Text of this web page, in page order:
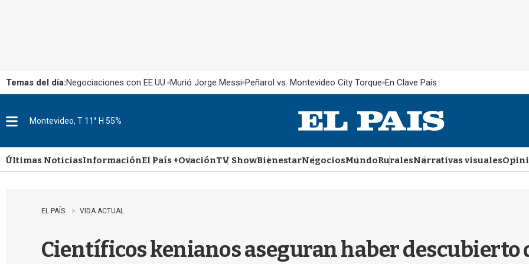
Temas del día:Negociaciones con EE.UU. Murió Jorge Messi Peñarol vs. Montevideo City Torque En Clave País
u
Montevideo, T 11° H 55%
Últimas NoticiasInformaciónEl País +OvaciónTV ShowBienestarNegociosMundoRuralesNarrativas visuales
EL PAÍS VIDA ACTUAL
Científicos kenianos aseguran haber descubierto